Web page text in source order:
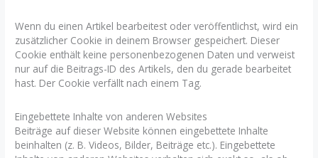
Wenn du einen Artikel bearbeitest oder veröffentlichst, wird ein
zusätzlicher Cookie in deinem Browser gespeichert. Dieser
Cookie enthält keine personenbezogenen Daten und verweist
nur auf die Beitrags-ID des Artikels, den du gerade bearbeitet
hast. Der Cookie verfällt nach einem Tag.
Eingebettete Inhalte von anderen Websites
Beiträge auf dieser Website können eingebettete Inhalte
beinhalten (z. B. Videos, Bilder, Beiträge etc.). Eingebettete